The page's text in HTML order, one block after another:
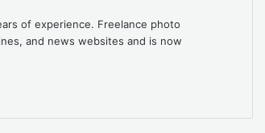
of experience. Freelance photo
and news websites and is now